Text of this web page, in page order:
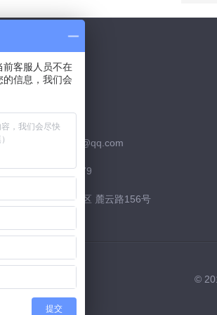
：526252952
箱：526252952@qq.com
话：15974226879
址：长沙市 高新区 麓云路156号
©
前客服人员不在
信息，我们会
提交